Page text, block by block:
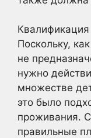
Поскольку,
не
нужно
множестве
это было
проживания.
правильные